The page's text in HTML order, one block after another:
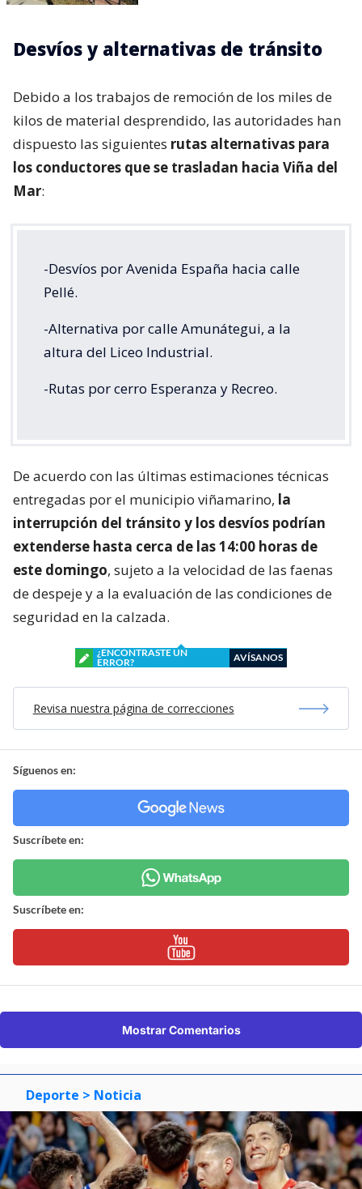
Desvíos y alternativas de tránsito
Debido a los trabajos de remoción de los miles de
kilos de material desprendido, las autoridades han
dispuesto las siguientes rutas alternativas para
los conductores que se trasladan hacia Viña del
Mar:
-Desvíos por Avenida España hacia calle
Pellé.
-Alternativa por calle Amunátegui, a la
altura del Liceo Industrial.
-Rutas por cerro Esperanza y Recreo.
De acuerdo con las últimas estimaciones técnicas
entregadas por el municipio viñamarino, la
interrupción del tránsito y los desvíos podrían
extenderse hasta cerca de las 14:00 horas de
este domingo, sujeto a la velocidad de las faenas
de despeje y a la evaluación de las condiciones de
seguridad en la calzada.
¿ENCONTRASTE UN
ERROR?
AVÍSANOS
Revisa nuestra página de correcciones
Síguenos en:
Suscríbete en:
Suscríbete en:
Mostrar Comentarios
Deporte > Noticia